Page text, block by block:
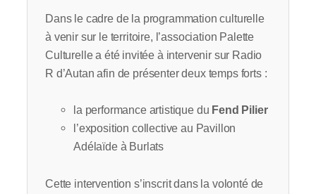
Dans le cadre de la programmation culturelle
à venir sur le territoire, l’association Palette
Culturelle a été invitée à intervenir sur Radio
R d’Autan afin de présenter deux temps forts :
la performance artistique du Fend Pilier
l’exposition collective au Pavillon
Adélaïde à Burlats
Cette intervention s’inscrit dans la volonté de